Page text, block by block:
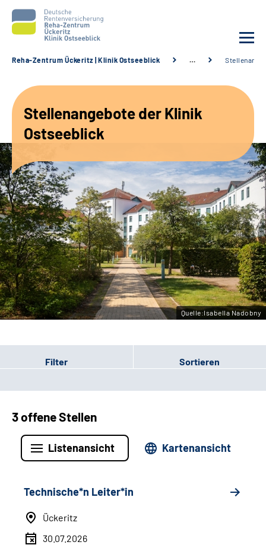
Unsere Angebote
Karriere
Sozialdienste & Zuweisende
Suche
Leichte Sprache
Gebärdensprache
Reha-Zentrum Ückeritz | Klinik Ostseeblick …
Stellenangebote der Klinik
Ostseeblick
Quelle:Isabella Nadobny
Filter Sortieren
3 offene Stellen
Listenansicht Kartenansicht
Technische*n Leiter*in
Ückeritz
30.07.2026